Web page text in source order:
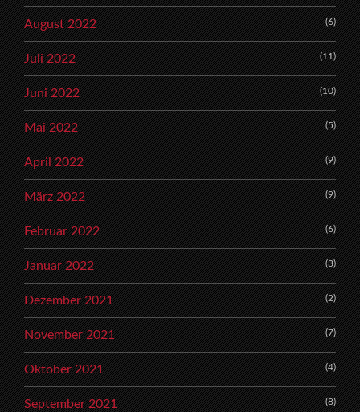
August 2022 (6)
Juli 2022 (11)
Juni 2022 (10)
Mai 2022 (5)
April 2022 (9)
März 2022 (9)
Februar 2022 (6)
Januar 2022 (3)
Dezember 2021 (2)
November 2021 (7)
Oktober 2021 (4)
September 2021 (8)